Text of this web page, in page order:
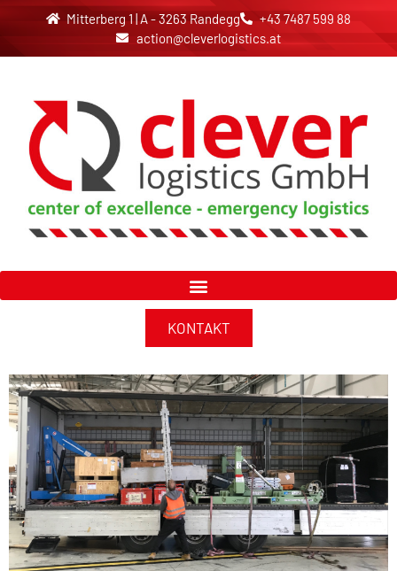
Mitterberg 1 | A - 3263 Randegg
+43 7487 599 88
action@cleverlogistics.at
KONTAKT